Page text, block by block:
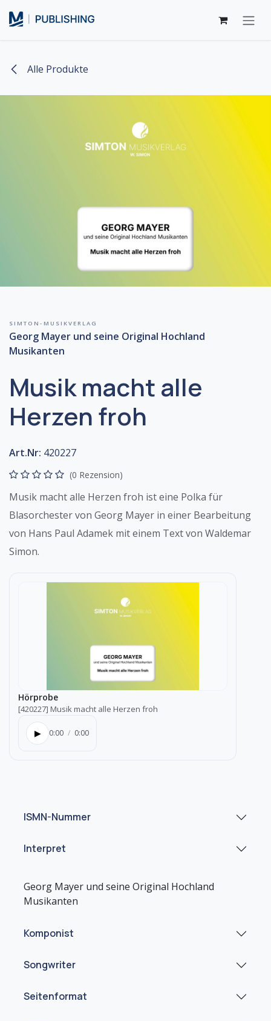
Alle Produkte
SIMTON-MUSIKVERLAG
Georg Mayer und seine Original Hochland
Musikanten
Musik macht alle
Herzen froh
Art.Nr: 420227
(0 Rezension)
Musik macht alle Herzen froh ist eine Polka für
Blasorchester von Georg Mayer in einer Bearbeitung
von Hans Paul Adamek mit einem Text von Waldemar
Simon.
Hörprobe
[420227] Musik macht alle Herzen froh
▶ 0:00 / 0:00
ISMN-Nummer
Interpret
Georg Mayer und seine Original Hochland
Komponist
Songwriter
Seitenformat